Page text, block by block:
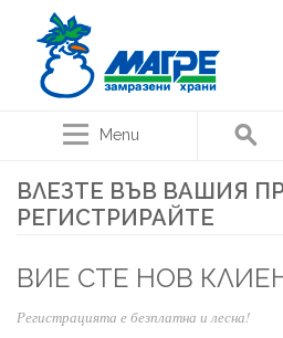
Menu
ВЛЕЗТЕ ВЪВ ВАШИЯ
РЕГИСТРИРАЙТЕ
ВИЕ СТЕ НОВ
Регистрацията е безплатна и лесна!